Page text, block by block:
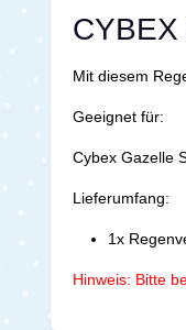
Mit diesem
Geeignet für:
Cybex Gazelle
Lieferumfang:
1x
Hinweis: Bitte